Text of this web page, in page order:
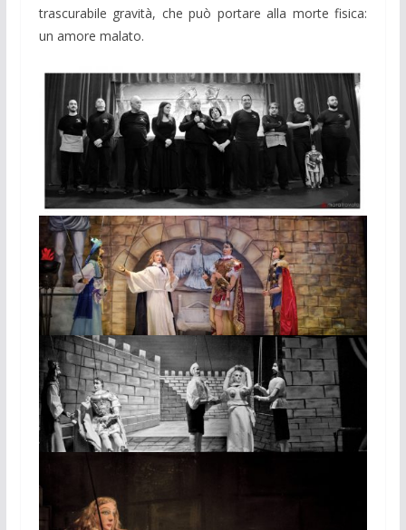
trascurabile gravità, che può portare alla morte fisica:
un amore malato.